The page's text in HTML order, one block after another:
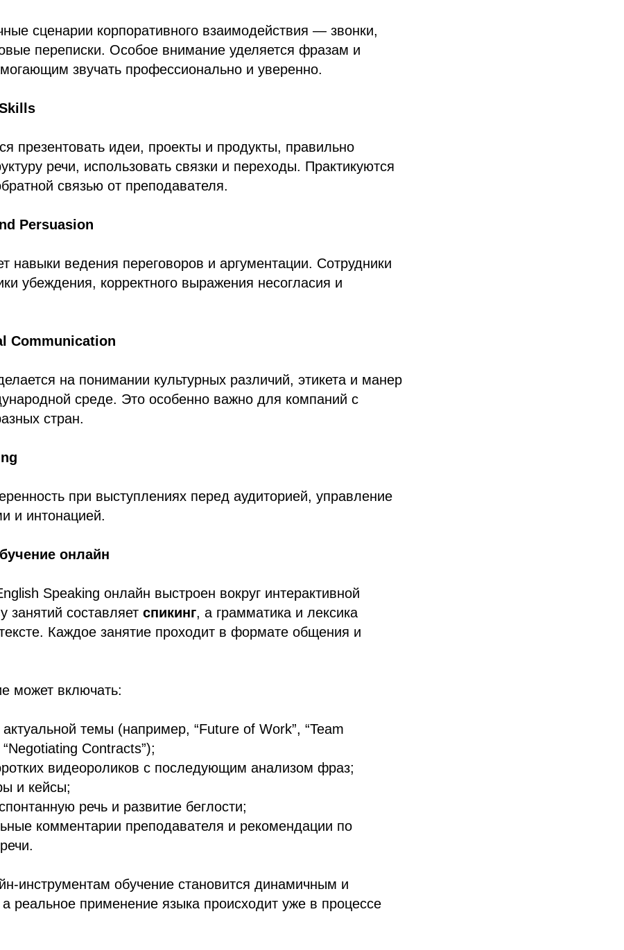
сценарии корпоративного взаимодействия — звонки,
переписки. Особое внимание уделяется фразам и
звучать профессионально и уверенно.
презентовать идеи, проекты и продукты, правильно
речи, использовать связки и переходы. Практикуются
связью от преподавателя.
Persuasion
навыки ведения переговоров и аргументации. Сотрудники
убеждения, корректного выражения несогласия и
Communication
на понимании культурных различий, этикета и манер
среде. Это особенно важно для компаний с
стран.
при выступлениях перед аудиторией, управление
и интонацией.
онлайн
Speaking онлайн выстроен вокруг интерактивной
занятий составляет спикинг, а грамматика и лексика
Каждое занятие проходит в формате общения и
может включать:
темы (например, “Future of Work”, “Team
Contracts”);
видеороликов с последующим анализом фраз;
и кейсы;
речь и развитие беглости;
комментарии преподавателя и рекомендации по
инструментам обучение становится динамичным и
реальное применение языка происходит уже в процессе